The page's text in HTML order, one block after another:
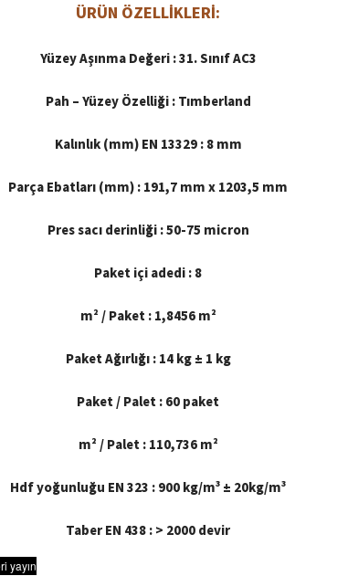
ÜRÜN ÖZELLİKLERİ:
Yüzey Aşınma Değeri : 31. Sınıf AC3
Pah – Yüzey Özelliği : Tımberland
Kalınlık (mm) EN 13329 : 8 mm
Parça Ebatları (mm) : 191,7 mm x 1203,5 mm
Pres sacı derinliği : 50-75 micron
Paket içi adedi : 8
m² / Paket : 1,8456 m²
Paket Ağırlığı : 14 kg ± 1 kg
Paket / Palet : 60 paket
m² / Palet : 110,736 m²
Hdf yoğunluğu EN 323 : 900 kg/m³ ± 20kg/m³
Taber EN 438 : > 2000 devir